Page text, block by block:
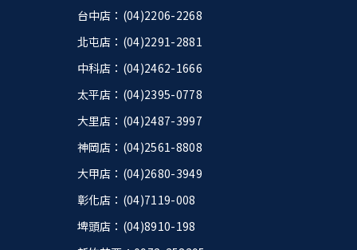
台中店：(04)2206-2268
北屯店：(04)2291-2881
中科店：(04)2462-1666
太平店：(04)2395-0778
大里店：(04)2487-3997
神岡店：(04)2561-8808
大甲店：(04)2680-3949
彰化店：(04)7119-008
埤頭店：(04)8910-198